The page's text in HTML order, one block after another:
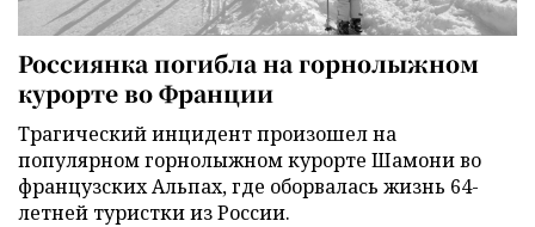
Россиянка погибла на горнолыжном
курорте во Франции
Трагический инцидент произошел на
популярном горнолыжном курорте Шамони во
французских Альпах, где оборвалась жизнь 64-
летней туристки из России.